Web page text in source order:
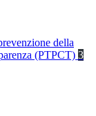
della
(PTPCT) 3